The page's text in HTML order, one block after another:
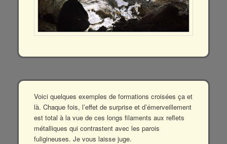
Voici quelques exemples de formations croisées ça et
là. Chaque fois, l’effet de surprise et d’émerveillement
est total à la vue de ces longs filaments aux reflets
métalliques qui contrastent avec les parois
fuligineuses. Je vous laisse juge.